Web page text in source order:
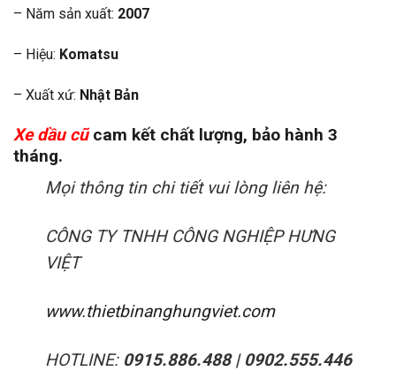
– Năm sản xuất: 2007
– Hiệu: Komatsu
– Xuất xứ: Nhật Bản
Xe dầu cũcam kết chất lượng, bảo hành 3
tháng.
Mọi thông tin chi tiết vui lòng liên hệ:
CÔNG TY TNHH CÔNG NGHIỆP HƯNG
VIỆT
www.thietbinanghungviet.com
HOTLINE: 0915.886.488 | 0902.555.446